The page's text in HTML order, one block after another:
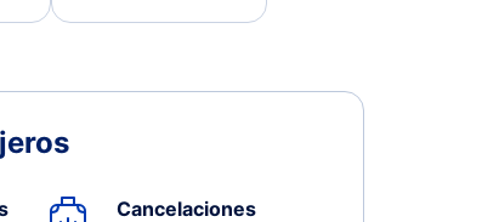
Cancelaciones